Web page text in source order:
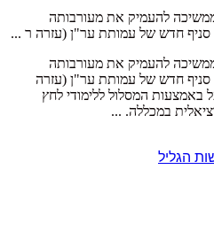
להעמיק את מעורבותה
סניף חדש של עמותת ער"ן (עזרה ר ...
להעמיק את מעורבותה
סניף חדש של עמותת ער"ן (עזרה
באמצעות המסלול ללימודי לחץ
במכללה. ...
הגליל